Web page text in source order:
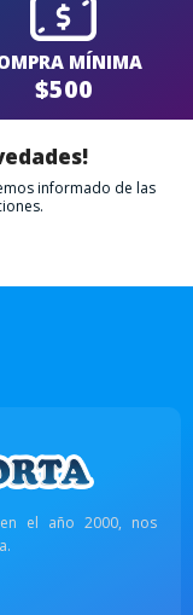
MÍNIMA
$500
informado de las
en el año 2000, nos